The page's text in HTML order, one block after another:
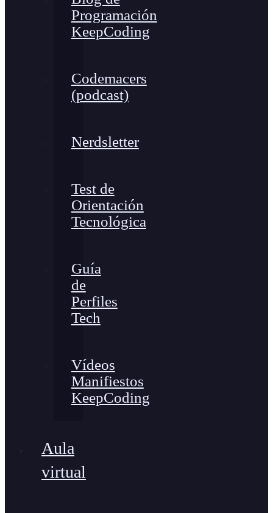
Programación
KeepCoding
Codemacers
(podcast)
Nerdsletter
Test de
Orientación
Tecnológica
Guía
de
Perfiles
Tech
Vídeos
Manifiestos
KeepCoding
Aula
virtual